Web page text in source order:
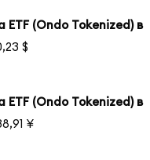
ETF (Ondo Tokenized) в
$
ETF (Ondo Tokenized) в
¥